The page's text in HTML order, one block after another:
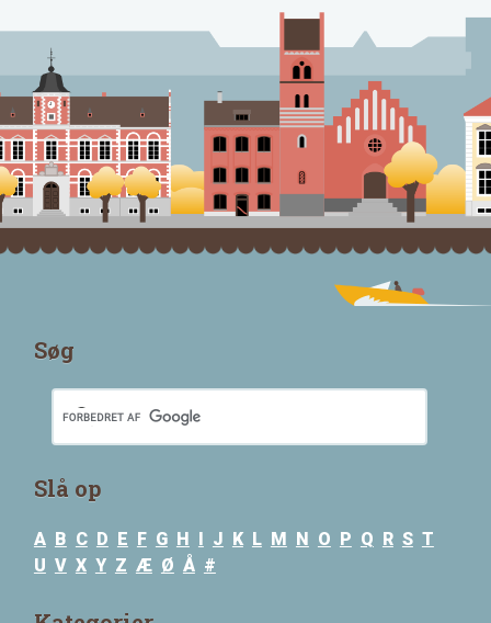
Søg
Slå op
A B C D E F G H I J K L M N O P Q R S T
U V X Y Z Æ Ø Å #